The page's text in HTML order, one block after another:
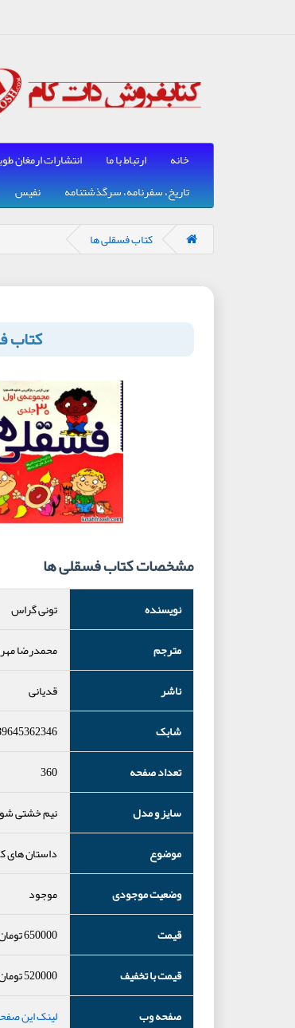
خانه ارتباط با ما انتشارات ارمغان
تاریخ، سفرنامه، سرگذشتنامه
نفیس
کتاب فسقلی ها
کتاب
مشخصات کتاب فسقلی ها
نویسنده
تونی گراس
مترجم
محمدرضا
ناشر
قدیانی
شابک
تعداد صفحه
360
سایز و مدل
نیم خشتی
موضوع
داستان های
وضعیت موجودی
موجود
قیمت
650000
قیمت با تخفیف
520000
صفحه وب
لینک این